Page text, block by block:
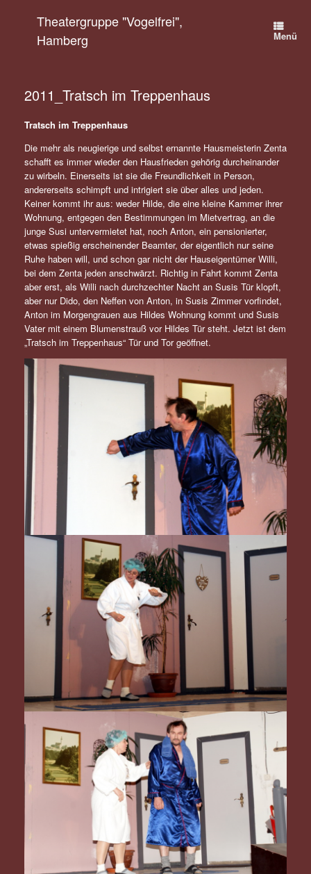
Theatergruppe "Vogelfrei",
Hamberg
Menü
2011_Tratsch im Treppenhaus
Tratsch im Treppenhaus
Die mehr als neugierige und selbst ernannte Hausmeisterin Zenta
schafft es immer wieder den Hausfrieden gehörig durcheinander
zu wirbeln. Einerseits ist sie die Freundlichkeit in Person,
andererseits schimpft und intrigiert sie über alles und jeden.
Keiner kommt ihr aus: weder Hilde, die eine kleine Kammer ihrer
Wohnung, entgegen den Bestimmungen im Mietvertrag, an die
junge Susi untervermietet hat, noch Anton, ein pensionierter,
etwas spießig erscheinender Beamter, der eigentlich nur seine
Ruhe haben will, und schon gar nicht der Hauseigentümer Willi,
bei dem Zenta jeden anschwärzt. Richtig in Fahrt kommt Zenta
aber erst, als Willi nach durchzechter Nacht an Susis Tür klopft,
aber nur Dido, den Neffen von Anton, in Susis Zimmer vorfindet,
Anton im Morgengrauen aus Hildes Wohnung kommt und Susis
Vater mit einem Blumenstrauß vor Hildes Tür steht. Jetzt ist dem
„Tratsch im Treppenhaus“ Tür und Tor geöffnet.